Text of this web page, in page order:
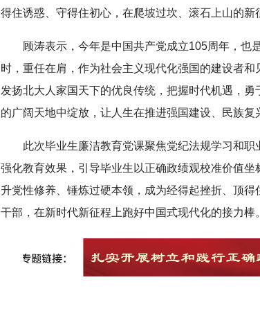
得住诱惑、守得住初心，在爬坡过坎、滚石上山的新
顾涛表示，今年是中国共产党成立105周年，也
时，重任在肩，作为社会主义现代化强国的建设者
发扬北大人家国天下的优良传统，把握时代机遇，
的广阔天地中绽放，让人生在推进强国建设、民族复
此次毕业生廉洁教育党课聚焦党纪法规学习和
强化教育效果，引导毕业生以正确政绩观校准价值
升党性修养、锤炼过硬本领，成为经得起挫折、顶
干部，在新时代新征程上跑好中国式现代化的接力棒。